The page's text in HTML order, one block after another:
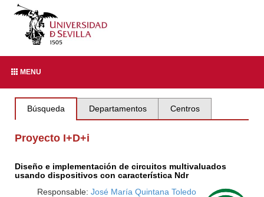
MENU
Búsqueda Departamentos Centros
Proyecto I+D+i
Diseño e implementación de circuitos multivaluados
usando dispositivos con característica Ndr
Responsable: José María Quintana Toledo